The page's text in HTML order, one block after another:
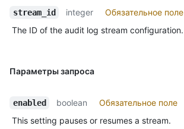
stream_id integer
Обязательное поле
The ID of the audit log stream configuration.
Параметры запроса
enabled boolean
Обязательное поле
This setting pauses or resumes a stream.